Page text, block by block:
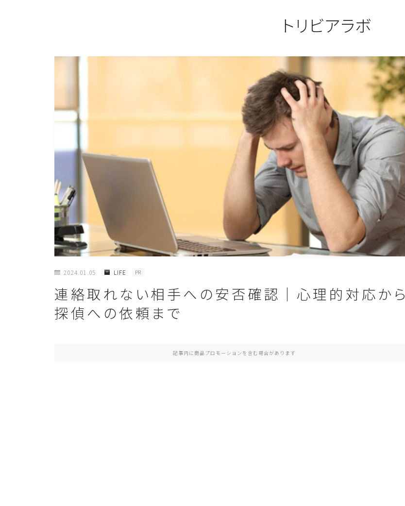
トリビアラボ
2024.01.05 LIFE PR
連絡取れない相手への安否確認｜心理的対応から
探偵への依頼まで
記事内に商品プロモーションを含む場合があります